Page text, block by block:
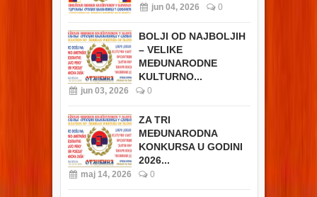
jun 04, 2026 0
BOLJI OD NAJBOLJIH
– VELIKE
MEĐUNARODNE
KULTURNO...
jun 03, 2026 0
ZA TRI
MEĐUNARODNA
KONKURSA U GODINI
2026...
maj 14, 2026 0